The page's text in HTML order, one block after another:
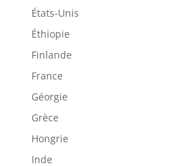
États-Unis
Éthiopie
Finlande
France
Géorgie
Grèce
Hongrie
Inde